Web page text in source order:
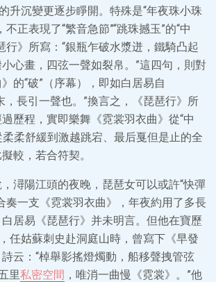
升沉變更逐步睜開。特殊是“年夜珠小珠
正表現了“繁音急節”“跳珠撼玉”的“中
行》所寫：“銀瓶乍破水漿迸，鐵騎凸起
心畫，四弦一聲如裂帛。”這四句，則對
的“破”（序幕），即如白居易自
，長引一聲也。”換言之，《琵琶行》所
歷程，實即樂舞《霓裳羽衣曲》從“中
柔柔舒緩到激越跳宕、最后戛但是止的全
較，若合符契。
潯陽江頭的夜晚，琵琶女可以或許“快彈
奏一支《霓裳羽衣曲》，年夜約用了多長
居易《琵琶行》并未明言。但他在寶歷
任姑蘇刺史赴洞庭山時，曾寫下《早發
云：“棹舉影搖燈燭動，船移聲拽管弦
里私密空間 ，唯消一曲慢《霓裳》。”他